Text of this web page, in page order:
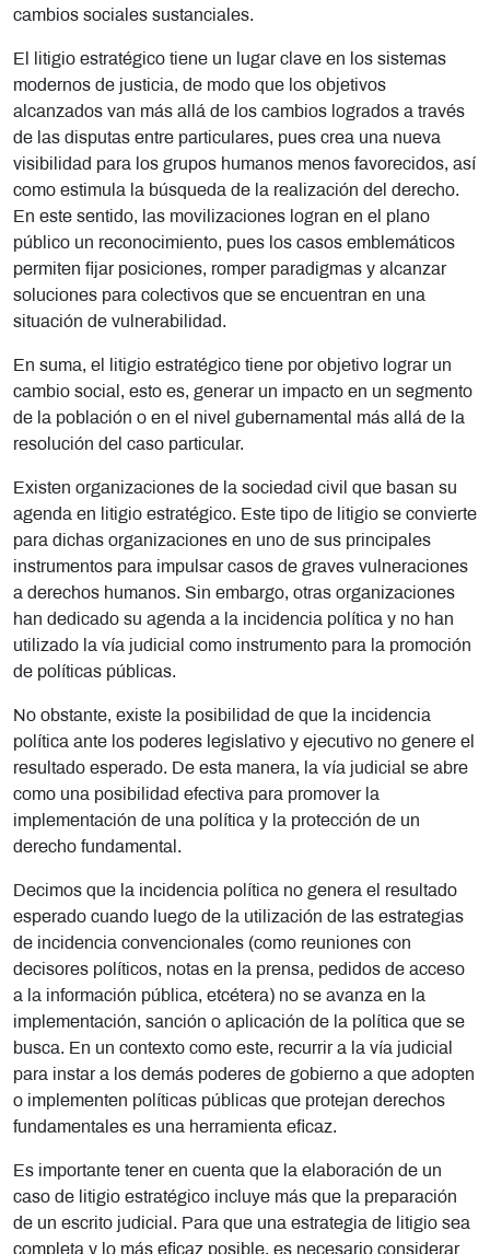
cambios sociales sustanciales.
El litigio estratégico tiene un lugar clave en los sistemas
modernos de justicia, de modo que los objetivos
alcanzados van más allá de los cambios logrados a través
de las disputas entre particulares, pues crea una nueva
visibilidad para los grupos humanos menos favorecidos, así
como estimula la búsqueda de la realización del derecho.
En este sentido, las movilizaciones logran en el plano
público un reconocimiento, pues los casos emblemáticos
permiten fijar posiciones, romper paradigmas y alcanzar
soluciones para colectivos que se encuentran en una
situación de vulnerabilidad.
En suma, el litigio estratégico tiene por objetivo lograr un
cambio social, esto es, generar un impacto en un segmento
de la población o en el nivel gubernamental más allá de la
resolución del caso particular.
Existen organizaciones de la sociedad civil que basan su
agenda en litigio estratégico. Este tipo de litigio se convierte
para dichas organizaciones en uno de sus principales
instrumentos para impulsar casos de graves vulneraciones
a derechos humanos. Sin embargo, otras organizaciones
han dedicado su agenda a la incidencia política y no han
utilizado la vía judicial como instrumento para la promoción
de políticas públicas.
No obstante, existe la posibilidad de que la incidencia
política ante los poderes legislativo y ejecutivo no genere el
resultado esperado. De esta manera, la vía judicial se abre
como una posibilidad efectiva para promover la
implementación de una política y la protección de un
derecho fundamental.
Decimos que la incidencia política no genera el resultado
esperado cuando luego de la utilización de las estrategias
de incidencia convencionales (como reuniones con
decisores políticos, notas en la prensa, pedidos de acceso
a la información pública, etcétera) no se avanza en la
implementación, sanción o aplicación de la política que se
busca. En un contexto como este, recurrir a la vía judicial
para instar a los demás poderes de gobierno a que adopten
o implementen políticas públicas que protejan derechos
fundamentales es una herramienta eficaz.
Es importante tener en cuenta que la elaboración de un
caso de litigio estratégico incluye más que la preparación
de un escrito judicial. Para que una estrategia de litigio sea
completa y lo más eficaz posible, es necesario considerar